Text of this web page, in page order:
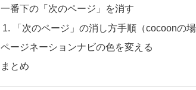
一番下の「次のページ」を消す
「次のページ」の消し方手順（cocoonの場
ページネーションナビの色を変える
まとめ